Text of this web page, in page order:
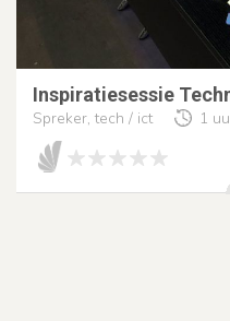
Inspiratiesessie
Spreker, tech / ict 1